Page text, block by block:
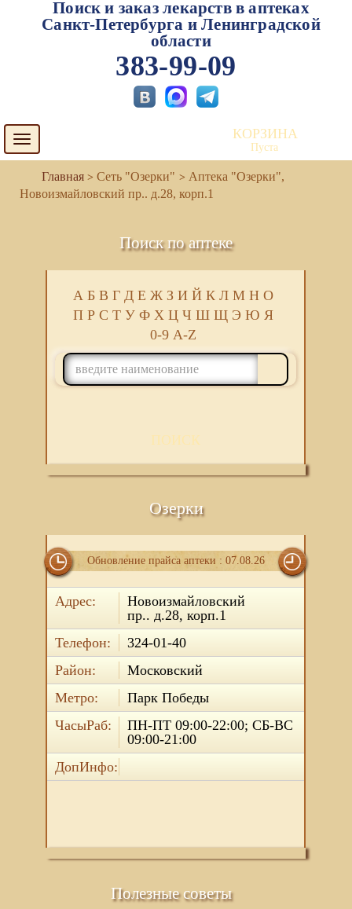
Поиск и заказ лекарств в аптеках
Санкт-Петербурга и Ленинградской
области
383-99-09
Toggle
navigation
КОРЗИНА
Пуста
Сеть "Озерки"
Аптека "Озерки",
Новоизмайловский пр.. д.28, корп.1
Поиск по аптеке
А Б В Г Д Е Ж З И Й К Л М Н О
П Р С Т У Ф Х Ц Ч Ш Щ Э Ю Я
0-9 A-Z
ПОИСК
Озерки
Обновление прайса аптеки : 07.08.26
Адрес:
Новоизмайловский
пр.. д.28, корп.1
Телефон:
324-01-40
Район:
Московский
Метро:
Парк Победы
ЧасыРаб:
ПН-ПТ 09:00-22:00; СБ-ВС
09:00-21:00
ДопИнфо:
Полезные советы